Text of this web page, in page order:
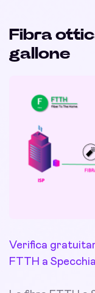
Fibra
gallone
Verifica
FTTH a